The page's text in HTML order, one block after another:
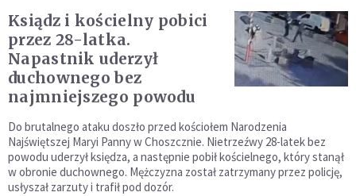
Ksiądz i kościelny pobici
przez 28-latka.
Napastnik uderzył
duchownego bez
najmniejszego powodu
Do brutalnego ataku doszło przed kościołem Narodzenia
Najświętszej Maryi Panny w Choszcznie. Nietrzeźwy 28-latek bez
powodu uderzył księdza, a następnie pobił kościelnego, który stanął
w obronie duchownego. Mężczyzna został zatrzymany przez policję,
usłyszał zarzuty i trafił pod dozór.